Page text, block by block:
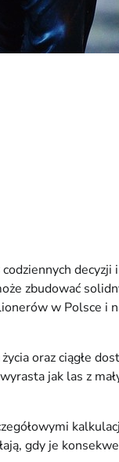
zbudować
w Polsce i
oraz ciągłe
jak las z
gdy je